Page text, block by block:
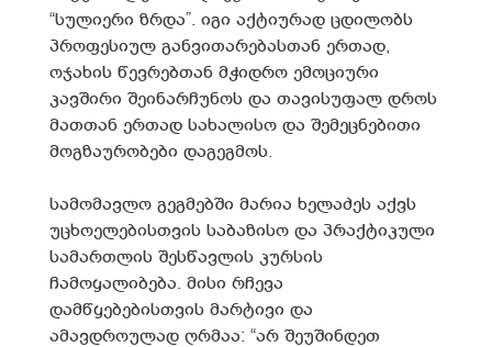
“სულიერი ზრდა”. იგი აქტიურად ცდილობს
პროფესიულ განვითარებასთან ერთად,
ოჯახის წევრებთან მჭიდრო ემოციური
კავშირი შეინარჩუნოს და თავისუფალ დროს
მათთან ერთად სახალისო და შემეცნებითი
მოგზაურობები დაგეგმოს.
სამომავლო გეგმებში მარია ხელაძეს აქვს
უცხოელებისთვის საბაზისო და პრაქტიკული
სამართლის შესწავლის კურსის
ჩამოყალიბება. მისი რჩევა
დამწყებებისთვის მარტივი და
ამავდროულად ღრმაა: “არ შეუშინდეთ